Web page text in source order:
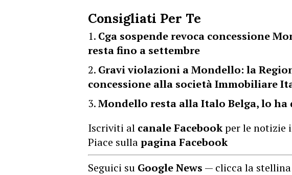
Consigliati Per Te
Cga sospende revoca concessione
resta fino a settembre
Gravi violazioni a Mondello: la
concessione alla società Immobiliare
Mondello resta alla Italo Belga, lo ha
Iscriviti al canale Facebookper le notizie
Piace sullapagina Facebook
Seguici su Google News — clicca la